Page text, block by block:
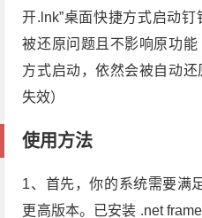
开.lnk”桌面快捷方式启动钉
被还原问题且不影响原功
方式启动，依然会被自动
失效）
使用方法
1、首先，你的系统需要满
更高版本。已安装 .net